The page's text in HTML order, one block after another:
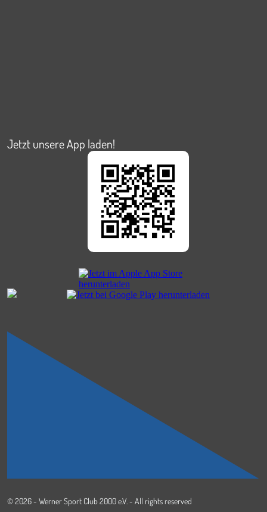
Jetzt unsere App laden!
© 2026 - Werner Sport Club 2000 e.V. - All rights reserved